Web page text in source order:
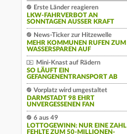
Erste Länder reagieren
LKW-FAHRVERBOT AN
SONNTAGEN AUSSER KRAFT
News-Ticker zur Hitzewelle
MEHR KOMMUNEN RUFEN ZUM
WASSERSPAREN AUF
Mini-Knast auf Rädern
SO LÄUFT EIN
GEFANGENENTRANSPORT AB
Vorplatz wird umgestaltet
DARMSTADT 98 EHRT
UNVERGESSENEN FAN
6 aus 49
LOTTOGEWINN: NUR EINE ZAHL
FEHLTE ZUM 50-MILLIONEN-